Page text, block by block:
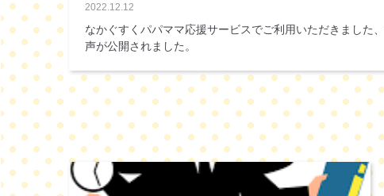
2022.12.12
なかぐすくパパママ応援サービスでご利用いただきました
声が公開されました。